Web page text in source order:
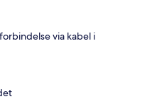
via kabel i